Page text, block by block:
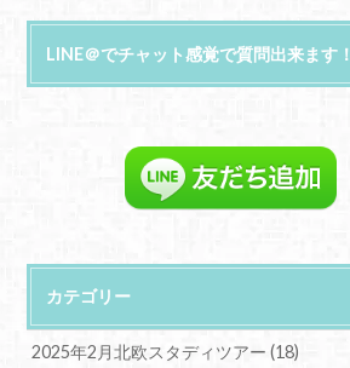
LINE＠でチャット感覚で質問出来ます！
カテゴリー
2025年2月北欧スタディツアー(18)